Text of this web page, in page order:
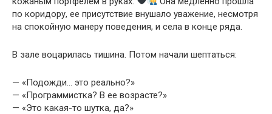
по коридору, ее присутствие внушало уважение, несмотря
на спокойную манеру поведения, и села в конце ряда.
В зале воцарилась тишина. Потом начали шептаться:
— «Подожди… это реально?»
— «Программистка? В ее возрасте?»
— «Это какая-то шутка, да?»